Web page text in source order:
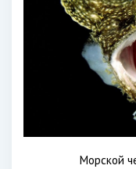
Морской